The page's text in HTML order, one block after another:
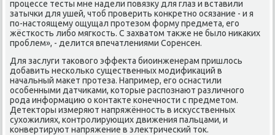
процессе тесты мне надели повязку для глаз и вставили
затычки для ушей, чтоб проверить конкретно осязание - и я
по-настоящему ощущал протезом форму предмета, его
жёсткость либо мягкость. С захватом также не было никаких
проблем», - делится впечатлениями Соренсен.
Для заслуги такового эффекта биоинженерам пришлось
добавить несколько существенных модификаций в
начальный макет протеза. Например, его оснастили
особенными датчиками, которые распознают различного
рода информацию о контакте конечности с предметом.
Детекторы измеряют напряжённость в искусственных
сухожилиях, контролирующих движения пальцами, и
конвертируют напряжение в электрический ток.